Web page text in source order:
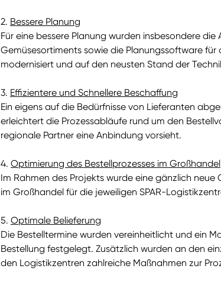
2. Bessere Planung
Für eine bessere Planung wurden insbesondere
Gemüsesortiments sowie die Planungssoftware
modernisiert und auf den neusten Stand der
3. Effizientere und Schnellere Beschaffung
Ein eigens auf die Bedürfnisse von Lieferanten
erleichtert die Prozessabläufe rund um den
regionale Partner eine Anbindung vorsieht.
4. Optimierung des Bestellprozesses im Großhandel
Im Rahmen des Projekts wurde eine gänzlich neue
im Großhandel für die jeweiligen SPAR-
5. Optimale Belieferung
Die Bestelltermine wurden vereinheitlicht und ein
Bestellung festgelegt. Zusätzlich wurden an den
den Logistikzentren zahlreiche Maßnahmen zur